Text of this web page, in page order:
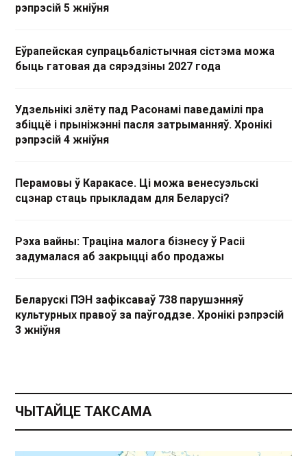
рэпрэсій 5 жніўня
Еўрапейская супрацьбалістычная сістэма можа
быць гатовая да сярэдзіны 2027 года
Удзельнікі злёту пад Расонамі паведамілі пра
збіццё і прыніжэнні пасля затрыманняў. Хронікі
рэпрэсій 4 жніўня
Перамовы ў Каракасе. Ці можа венесуэльскі
сцэнар стаць прыкладам для Беларусі?
Рэха вайны: Траціна малога бізнесу ў Расіі
задумалася аб закрыцці або продажы
Беларускі ПЭН зафіксаваў 738 парушэнняў
культурных правоў за паўгоддзе. Хронікі рэпрэсій
3 жніўня
ЧЫТАЙЦЕ ТАКСАМА